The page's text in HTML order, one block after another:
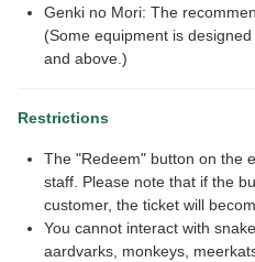
Genki no Mori: The
(Some equipment is
and above.)
Restrictions
The "Redeem" button on the
staff. Please note that if the
customer, the ticket will
You cannot interact with
aardvarks, monkeys,